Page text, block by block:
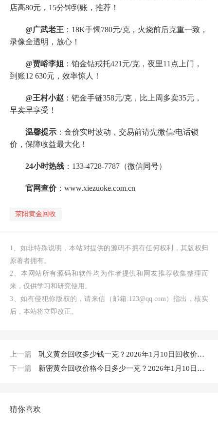
店高80元，15分钟到账，推荐！
@广武老王 ：18K手镯780元/克，火烧前后克重一致，
录像全透明，放心！
@贾峪李姐 ：铂金钻戒托421元/克，夜里11点上门，
到账12 630元，效率惊人！
@王村小赵 ：钯金手链358元/克，比上周多卖35元，
早卖早享受！
温馨提示 ：金价实时波动，交易前请先微信/电话锁
价，保障收益最大化！
24小时热线 ：133-4728-7787（微信同号）
官网查价：www.xiezuoke.com.cn
荥阳黄金回收
1、如非特殊说明，本站对提供的源码不拥有任何权利，其版权归
原著者拥有。
2、本网站所有源码和软件均为作者提供和网友推荐收集整理而
来，仅供学习和研究使用。
3、如有侵犯你版权的，请来信（邮箱:123@qq.com）指出，核实
后，本站将立即改正。
上一篇
巩义黄金回收多少钱一克？2026年1月10日回收价格查询
下一篇
新密黄金回收价格今日多少一克？2026年1月10日实时行情与回收指南
猜你喜欢